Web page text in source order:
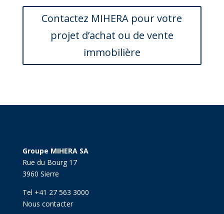
Contactez MIHERA pour votre
projet d’achat ou de vente
immobilière
Groupe MIHERA SA
Rue du Bourg 17
3960 Sierre
Tel +41 27 563 3000
Nous contacter